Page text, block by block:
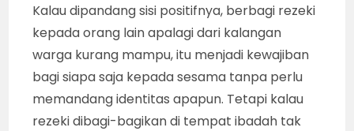
Kalau dipandang sisi positifnya, berbagi rezeki
kepada orang lain apalagi dari kalangan
warga kurang mampu, itu menjadi kewajiban
bagi siapa saja kepada sesama tanpa perlu
memandang identitas apapun. Tetapi kalau
rezeki dibagi-bagikan di tempat ibadah tak